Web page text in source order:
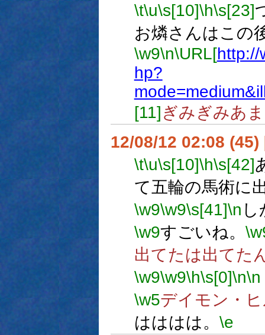
\t\u\s[10]\h\s[23]
お燐さんはこの
\w9\n\URL[http://
hp?
[11]ぎみぎみあ
12/08/12 02:08 (45)
\t\u\s[10]\h\s[42]
て五輪の馬術に
\w9\w9\s[41]\n
\w9すごいね。
出てたは出てた
\w9\w9\h\s[0]\n\n
\w5デイモン・
はははは。 \e